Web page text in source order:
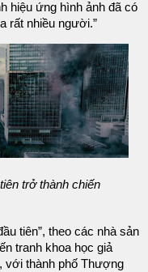
hiệu ứng hình ảnh đã có
rất nhiều người.”
trở thành chiến
tiên”, theo các nhà sản
tranh khoa học giả
với thành phố Thượng